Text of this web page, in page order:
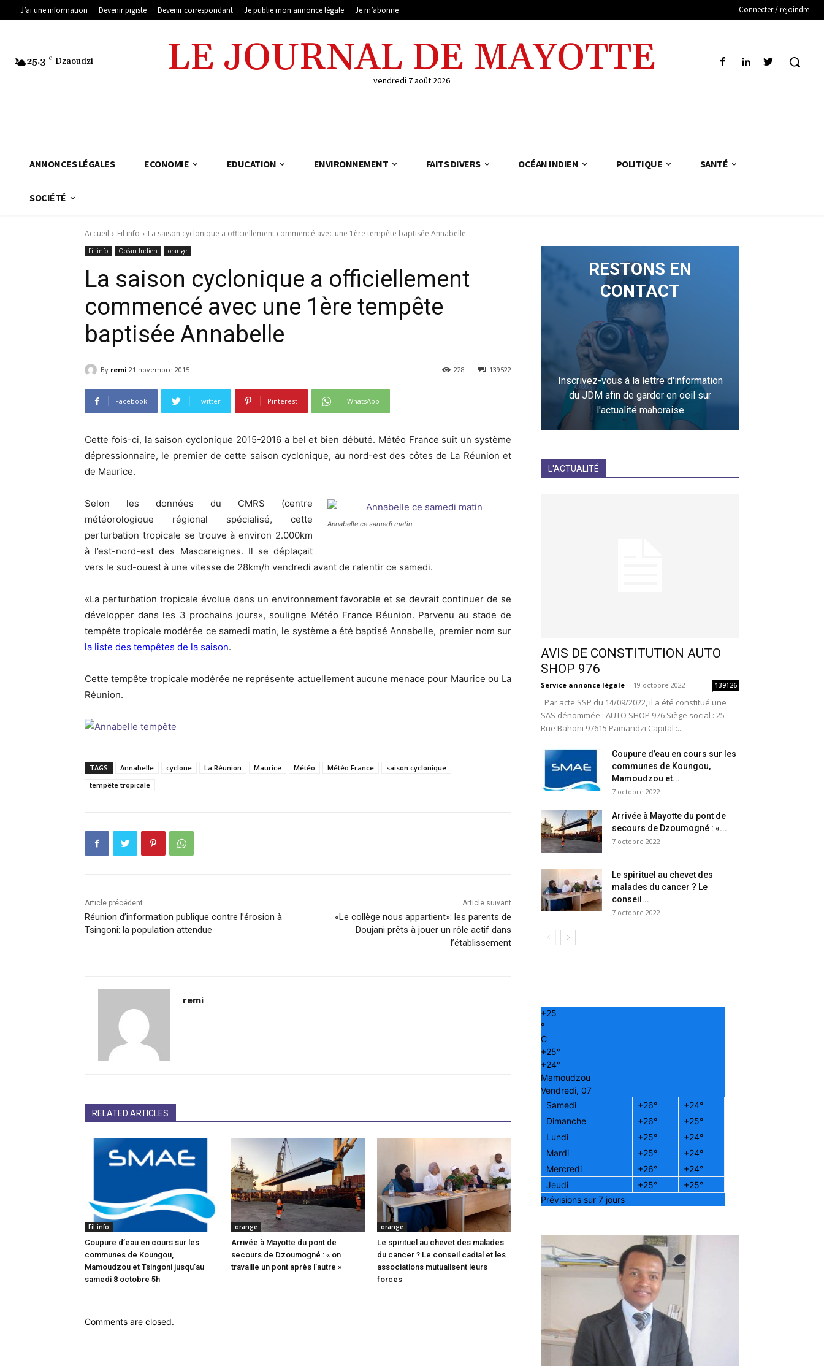
J’ai une information Devenir pigiste Devenir correspondant Je publie mon annonce légale Je m’abonne Connecter / rejoindre
25.3 C Dzaoudzi LE JOURNAL DE MAYOTTE
vendredi 7 août 2026
ANNONCES LÉGALES ECONOMIE EDUCATION ENVIRONNEMENT FAITS DIVERS OCÉAN INDIEN POLITIQUE SANTÉ
SOCIÉTÉ
Accueil Fil info La saison cyclonique a officiellement commencé avec une 1ère tempête baptisée Annabelle
Fil info Océan Indien orange
La saison cyclonique a officiellement
commencé avec une 1ère tempête
baptisée Annabelle
By remi 21 novembre 2015 139522
228
Facebook Twitter Pinterest WhatsApp
Cette fois-ci, la saison cyclonique 2015-2016 a bel et bien débuté. Météo France suit un système
dépressionnaire, le premier de cette saison cyclonique, au nord-est des côtes de La Réunion et
de Maurice.
Annabelle ce samedi matin
Selon les données du CMRS (centre
météorologique régional spécialisé, cette
perturbation tropicale se trouve à environ 2.000km
à l’est-nord-est des Mascareignes. Il se déplaçait
vers le sud-ouest à une vitesse de 28km/h vendredi avant de ralentir ce samedi.
«La perturbation tropicale évolue dans un environnement favorable et se devrait continuer de se
développer dans les 3 prochains jours», souligne Météo France Réunion. Parvenu au stade de
tempête tropicale modérée ce samedi matin, le système a été baptisé Annabelle, premier nom sur
la liste des tempêtes de la saison.
Cette tempête tropicale modérée ne représente actuellement aucune menace pour Maurice ou La
Réunion.
TAGS Annabelle cyclone La Réunion Maurice Météo Météo France
saison cyclonique
tempête tropicale
Article précédent
Réunion d’information publique contre l’érosion à
Tsingoni: la population attendue
Article suivant
«Le collège nous appartient»: les parents de
Doujani prêts à jouer un rôle actif dans
l’établissement
remi
RELATED ARTICLES
Fil info
Coupure d’eau en cours sur les
communes de Koungou,
Mamoudzou et Tsingoni jusqu’au
samedi 8 octobre 5h
orange
Arrivée à Mayotte du pont de
secours de Dzoumogné : « on
travaille un pont après l’autre »
orange
Le spirituel au chevet des malades
du cancer ? Le conseil cadial et les
associations mutualisent leurs
forces
Comments are closed.
RESTONS EN
CONTACT
Inscrivez-vous à la lettre d'information
du JDM afin de garder en oeil sur
l'actualité mahoraise
L'ACTUALITÉ
AVIS DE CONSTITUTION AUTO
SHOP 976
Service annonce légale - 19 octobre 2022 139126
Par acte SSP du 14/09/2022, il a été constitué une
SAS dénommée : AUTO SHOP 976 Siège social : 25
Rue Bahoni 97615 Pamandzi Capital :...
Coupure d’eau en cours sur les
communes de Koungou,
Mamoudzou et...
7 octobre 2022
Arrivée à Mayotte du pont de
secours de Dzoumogné : «...
7 octobre 2022
Le spirituel au chevet des
malades du cancer ? Le
conseil...
7 octobre 2022
+25
°
C
+25°
+24°
Mamoudzou
Vendredi, 07
Samedi
+26° +24°
Dimanche
+26° +25°
Lundi
+25° +24°
Mardi
+25° +24°
Mercredi
+26° +24°
Jeudi
+25° +25°
Prévisions sur 7 jours